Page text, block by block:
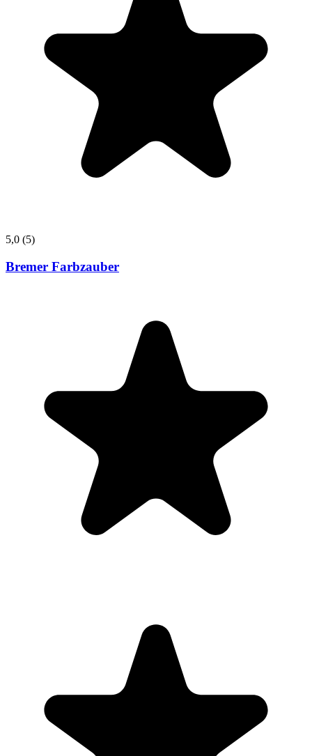
5,0 (5)
Bremer Farbzauber